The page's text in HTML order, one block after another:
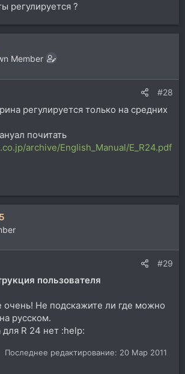
регулируется ?
Member
#28
регулируется только на средних
почитать
archive/English_Manual/E_R24.pdf
#29
пользователя
очень! Не подскажите ли где можно
русском.
R 24 нет :help:
Последнее редактирование: 20 Мар 2011